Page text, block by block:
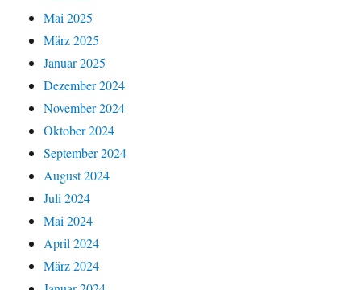
Mai 2025
März 2025
Januar 2025
Dezember 2024
November 2024
Oktober 2024
September 2024
August 2024
Juli 2024
Mai 2024
April 2024
März 2024